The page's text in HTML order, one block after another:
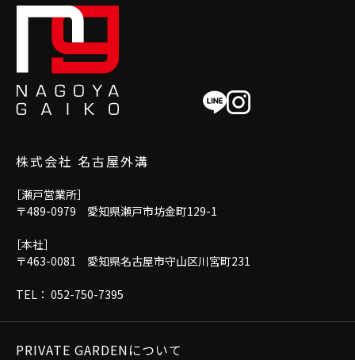
株式会社 名古屋外溝
［瀬戸営業所］
〒489-0979 愛知県瀬戸市坊金町129-1
［本社］
〒463-0081 愛知県名古屋市守山区川宮町231
TEL： 052-750-7395
PRIVATE GARDENについて